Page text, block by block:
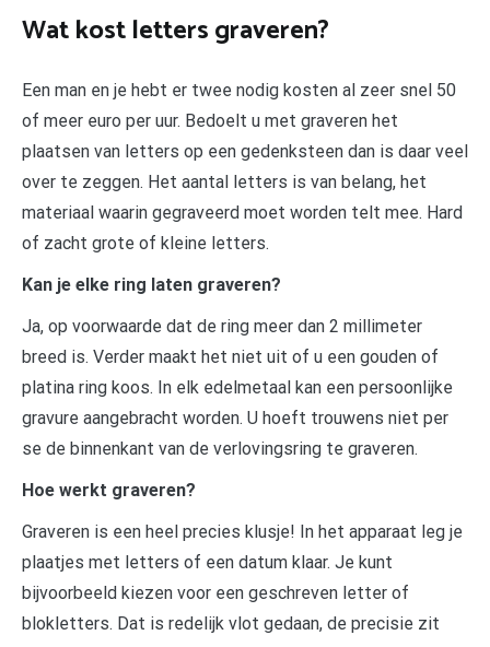
Wat kost letters graveren?
Een man en je hebt er twee nodig kosten al zeer snel 50
of meer euro per uur. Bedoelt u met graveren het
plaatsen van letters op een gedenksteen dan is daar veel
over te zeggen. Het aantal letters is van belang, het
materiaal waarin gegraveerd moet worden telt mee. Hard
of zacht grote of kleine letters.
Kan je elke ring laten graveren?
Ja, op voorwaarde dat de ring meer dan 2 millimeter
breed is. Verder maakt het niet uit of u een gouden of
platina ring koos. In elk edelmetaal kan een persoonlijke
gravure aangebracht worden. U hoeft trouwens niet per
se de binnenkant van de verlovingsring te graveren.
Hoe werkt graveren?
Graveren is een heel precies klusje! In het apparaat leg je
plaatjes met letters of een datum klaar. Je kunt
bijvoorbeeld kiezen voor een geschreven letter of
blokletters. Dat is redelijk vlot gedaan, de precisie zit